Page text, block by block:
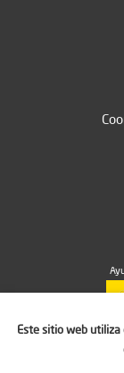
Este sitio web utiliza